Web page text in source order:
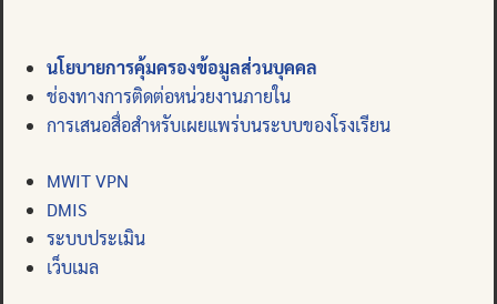
นโยบายการคุ้มครองข้อมูลส่วนบุคคล
ช่องทางการติดต่อหน่วยงานภายใน
การเสนอสื่อสำหรับเผยแพร่บนระบบของโรงเรียน
MWIT VPN
DMIS
ระบบประเมิน
เว็บเมล